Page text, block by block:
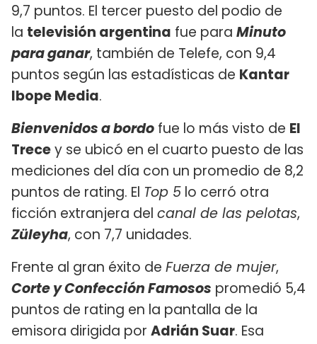
9,7 puntos. El tercer puesto del podio de
la televisión argentina fue para Minuto
para ganar, también de Telefe, con 9,4
puntos según las estadísticas de Kantar
Ibope Media.
Bienvenidos a bordo fue lo más visto de El
Trecey se ubicó en el cuarto puesto de las
mediciones del día con un promedio de 8,2
puntos de rating. El Top 5 lo cerró otra
ficción extranjera del canal de las pelotas,
Züleyha, con 7,7 unidades.
Frente al gran éxito de Fuerza de mujer,
Corte y Confección Famosos promedió 5,4
puntos de rating en la pantalla de la
emisora dirigida por Adrián Suar. Esa